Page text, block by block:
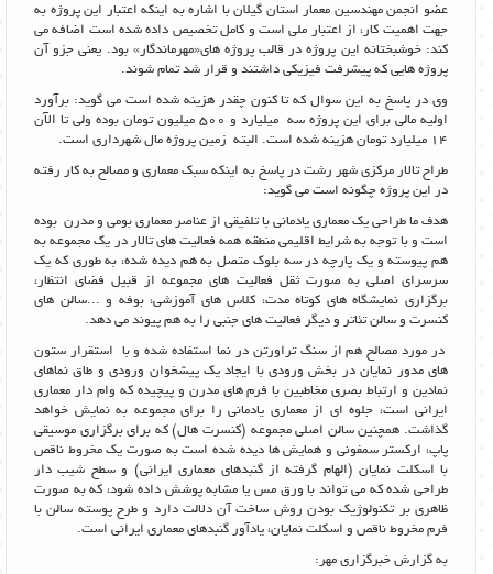
عضو انجمن مهندسین معمار استان گیلان با اشاره به اینکه اعتبار این پروژه به
جهت اهمیت کار، از اعتبار ملی است و کامل تخصیص داده شده است اضافه می
کند: خوشبختانه این پروژه در قالب پروژه های«مهرماندگار» بود. یعنی جزو آن
پروژه هایی که پیشرفت فیزیکی داشتند و قرار شد تمام شوند.
وی در پاسخ به این سوال که تا کنون چقدر هزینه شده است می گوید: برآورد
اولیه مالی برای این پروژه سه میلیارد و 500 میلیون تومان بوده ولی تا الآن
14 میلیارد تومان هزینه شده است. البته زمین پروژه مال شهرداری است.
طراح تالار مرکزی شهر رشت در پاسخ به اینکه سبک معماری و مصالح به کار رفته
در این پروژه چگونه است می گوید:
هدف ما طراحی یک معماری یادمانی با تلفیقی از عناصر معماری بومی و مدرن بوده
است و با توجه به شرایط اقلیمی منطقه همه فعالیت های تالار در یک مجموعه به
هم پیوسته و یک پارچه در سه بلوک متصل به هم دیده شده، به طوری که یک
سرسرای اصلی به صورت ثقل فعالیت های مجموعه از قبیل فضای انتظار،
برگزاری نمایشگاه های کوتاه مدت، کلاس های آموزشی، بوفه و ...سالن های
کنسرت و سالن تئاتر و دیگر فعالیت های جنبی را به هم پیوند می دهد.
در مورد مصالح هم از سنگ تراورتن در نما استفاده شده و با استقرار ستون
های مدور نمایان در بخش ورودی با ایجاد یک پیشخوان ورودی و طاق نماهای
نمادین و ارتباط بصری مخاطبین با فرم های مدرن و پیچیده که وام دار معماری
ایرانی است، جلوه ای از معماری یادمانی را برای مجموعه به نمایش خواهد
گذاشت. همچنین سالن اصلی مجموعه (کنسرت هال) که برای برگزاری موسیقی
پاپ، ارکستر سمفونی و همایش ها دیده شده است به صورت یک مخروط ناقص
با اسکلت نمایان (الهام گرفته از گنبدهای معماری ایرانی) و سطح شیب دار
طراحی شده که می تواند با ورق مس یا مشابه پوشش داده شود، که به صورت
ظاهری بر تکنولوژیک بودن روش ساخت آن دلالت دارد و طرح پوسته سالن با
فرم مخروط ناقص و اسکلت نمایان، یادآور گنبدهای معماری ایرانی است.
به گزارش خبرگزاری مهر: